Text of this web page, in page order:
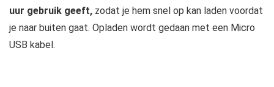
uur gebruik geeft, zodat je hem snel op kan laden voordat
je naar buiten gaat. Opladen wordt gedaan met een Micro
USB kabel.